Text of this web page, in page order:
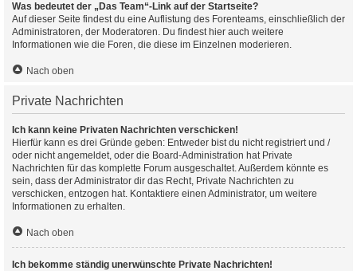
Was bedeutet der „Das Team“-Link auf der Startseite?
Auf dieser Seite findest du eine Auflistung des Forenteams, einschließlich der
Administratoren, der Moderatoren. Du findest hier auch weitere
Informationen wie die Foren, die diese im Einzelnen moderieren.
Nach oben
Private Nachrichten
Ich kann keine Privaten Nachrichten verschicken!
Hierfür kann es drei Gründe geben: Entweder bist du nicht registriert und /
oder nicht angemeldet, oder die Board-Administration hat Private
Nachrichten für das komplette Forum ausgeschaltet. Außerdem könnte es
sein, dass der Administrator dir das Recht, Private Nachrichten zu
verschicken, entzogen hat. Kontaktiere einen Administrator, um weitere
Informationen zu erhalten.
Nach oben
Ich bekomme ständig unerwünschte Private Nachrichten!